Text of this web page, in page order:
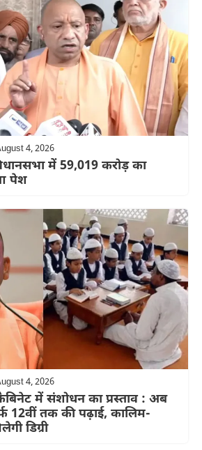
4, 2026
में 59,019 करोड़ का
पेश
4, 2026
में संशोधन का प्रस्ताव : अब
12वीं तक की पढ़ाई, कालिम-
डिग्री